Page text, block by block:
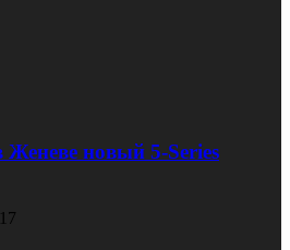
Женеве новый 5-Series